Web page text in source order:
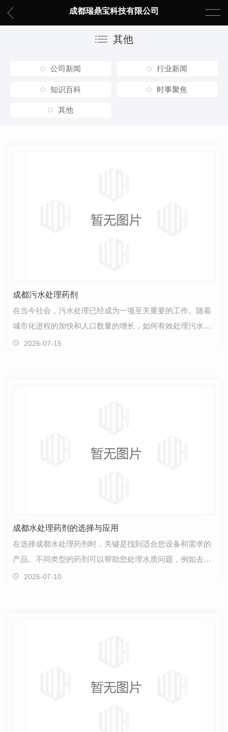
成都瑞鼎宝科技有限公司
其他
公司新闻 行业新闻
知识百科 时事聚焦
其他
成都污水处理药剂
在当今社会，污水处理已经成为一项至关重要的工作。随着
城市化进程的加快和人口数量的增长，如何有效处理污水，
保护环境变得尤为重要。成都污水处理药剂应运而生，…
2026-07-15
成都水处理药剂的选择与应用
在选择成都水处理药剂时，关键是找到适合您设备和需求的
产品。不同类型的药剂可以帮助您处理水质问题，例如去除
污染物、调节PH值和保护设备。首先，在选择水处理药…
2026-07-10